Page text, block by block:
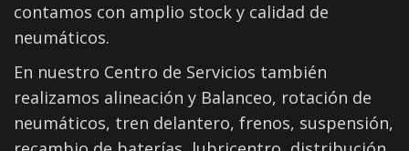
contamos con amplio stock y calidad de
neumáticos.
En nuestro Centro de Servicios también
realizamos alineación y Balanceo, rotación de
neumáticos, tren delantero, frenos, suspensión,